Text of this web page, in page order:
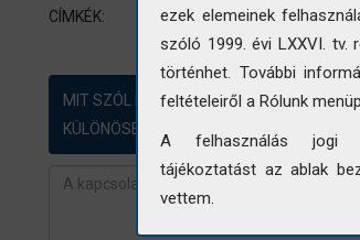
CÍMKÉK: M3 autópálya
MIT SZÓL HOZZÁ?! ÖRÖMMEL
KÜLÖNÖSEN AZOKBAN AZ ESETEKBEN,
ezek elemeinek
szóló 1999. évi LXXVI. tv.
történhet. További
feltételeiről a Rólunk
A felhasználás jogi
tájékoztatást az ablak
vettem.